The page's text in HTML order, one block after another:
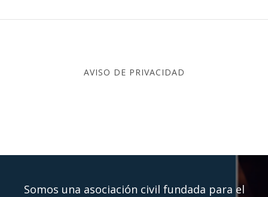
AVISO DE PRIVACIDAD
CEIB – CENTRO DE
Somos una asociación civil fundada para el